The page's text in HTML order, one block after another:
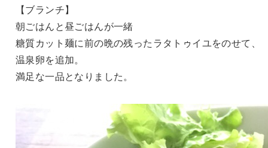
【ブランチ】
朝ごはんと昼ごはんが一緒
糖質カット麺に前の晩の残ったラタトゥイユをのせて、
温泉卵を追加。
満足な一品となりました。